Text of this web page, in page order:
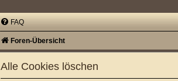
FAQ
Foren-Übersicht
Alle Cookies löschen